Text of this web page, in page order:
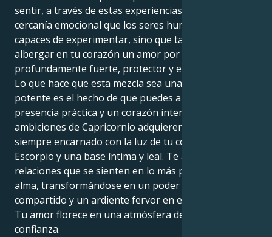
sentir, a través de estas experiencias, la profunda
cercanía emocional que los seres humanos son
capaces de experimentar, sino que también puedes
albergar en tu corazón un amor por el otro tan
profundamente fuerte, protector y entregado.
Lo que hace que esta mezcla sea una fuerza tan
potente es el hecho de que puedes amar con una
presencia práctica y un corazón intenso. Tus
ambiciones de Capricornio adquieren un propósito
siempre encarnado con la luz de tu corazón de
Escorpio y una base íntima y leal. Te atraen las
relaciones que se sienten en lo más profundo del
alma, transformándose en un poder emocional
compartido y un ardiente fervor en el compromiso.
Tu amor florece en una atmósfera de respeto y
confianza.